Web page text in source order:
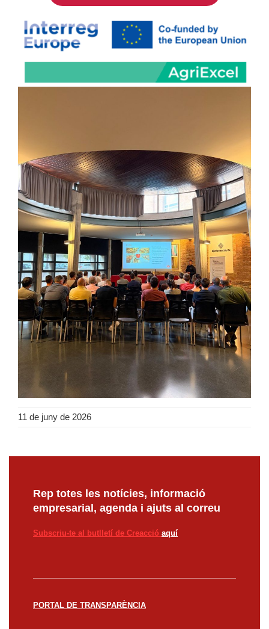
11 de juny de 2026
Rep totes les notícies, informació
empresarial, agenda i ajuts al correu
Subscriu-te al butlletí de Creacció aquí
PORTAL DE TRANSPARÈNCIA